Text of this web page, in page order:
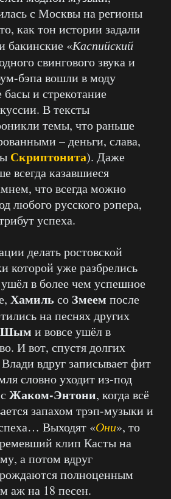
с Москвы на регионы
как тон истории задали
бакинские «Каспийский
свингового звука и
бэпа вошли в моду
и стрекотание
В тексты
темы, что раньше
– деньги, слава,
Скриптонита). Даже
всегда казавшиеся
что всегда можно
любого русского рэпера,
успеха.
делать ростовской
которой уже разбрелись
ушёл в более чем успешное
Хамиль со Змеем после
на песнях других
Шым и вовсе ушёл в
И вот, спустя долгих
Влади вдруг записывает фит
словно уходит из-под
Жаком-Энтони, когда всё
запахом трэп-музыки и
Выходят «Они», то
клип Касты на
а потом вдруг
полноценным
аж на 18 песен.